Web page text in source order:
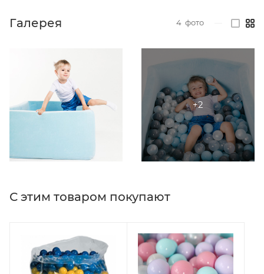
Галерея 4 фото
С этим товаром покупают